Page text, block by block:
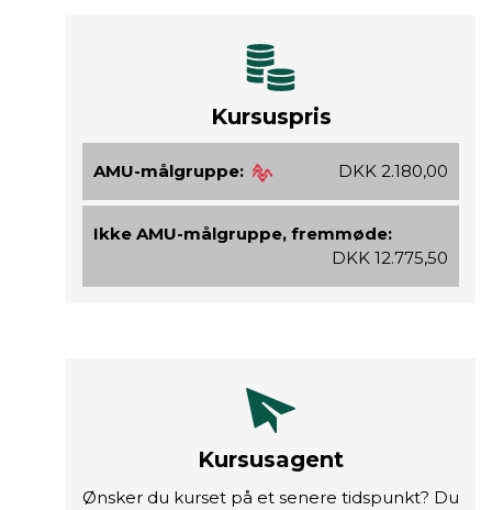
Kursuspris
AMU-målgruppe: DKK 2.180,00
Ikke AMU-målgruppe, fremmøde:
DKK 12.775,50
Kursusagent
Ønsker du kurset på et senere tidspunkt? Du